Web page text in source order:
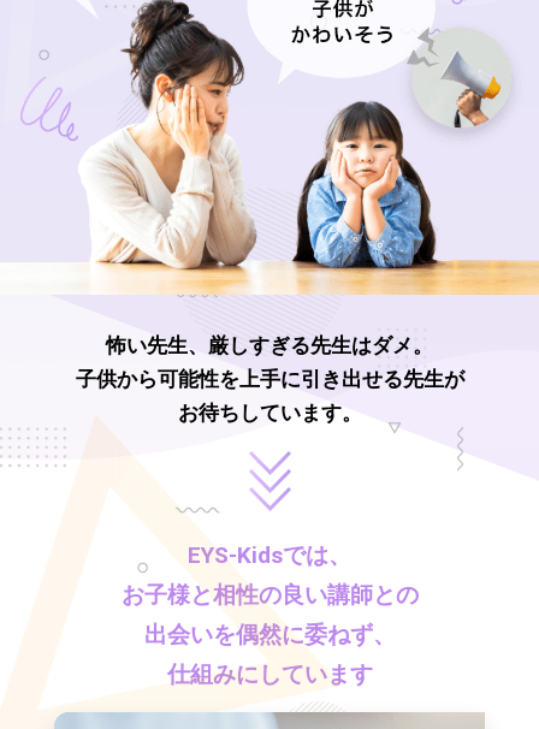
怖い先生、厳しすぎる先生はダメ。
子供から可能性を上手に引き出せる先生が
お待ちしています。
EYS-Kidsでは、
お子様と相性の良い講師との
出会いを偶然に委ねず、
仕組みにしています